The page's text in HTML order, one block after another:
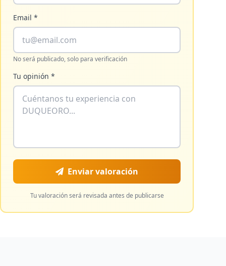
Email *
No será publicado, solo para verificación
Tu opinión *
Enviar valoración
Tu valoración será revisada antes de publicarse